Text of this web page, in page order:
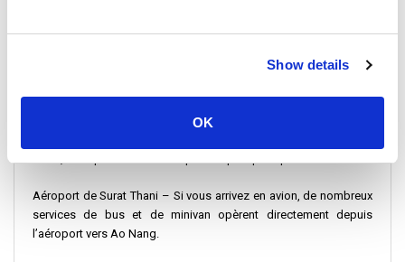
Show details
OK
Il existe plusieurs points d’embarquement à Surat Thani pour
Aéroport de Surat Thani – Si vous arrivez en avion, de nombreux
services de bus et de minivan opèrent directement depuis
l’aéroport vers Ao Nang.